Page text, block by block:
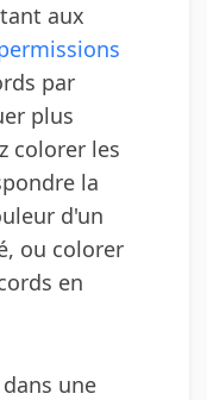
aux
par
plus
colorer les
la
d'un
ou colorer
en
une